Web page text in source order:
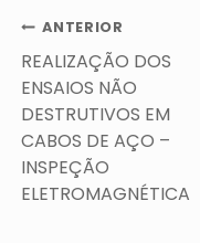
Navegação
de
Post
ANTERIOR
REALIZAÇÃO DOS
ENSAIOS NÃO
DESTRUTIVOS EM
CABOS DE AÇO –
INSPEÇÃO
ELETROMAGNÉTICA